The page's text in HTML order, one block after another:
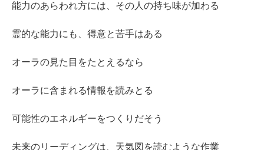
能力のあらわれ方には、その人の持ち味が加わる
霊的な能力にも、得意と苦手はある
オーラの見た目をたとえるなら
オーラに含まれる情報を読みとる
可能性のエネルギーをつくりだそう
未来のリーディングは、天気図を読むような作業